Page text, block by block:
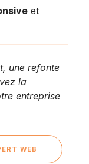
et
une refonte
la
entreprise
WEB